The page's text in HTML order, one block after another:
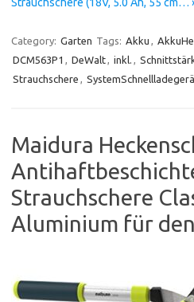
Category: Garten Tags: Akku ,
DCM563P1 , DeWalt, inkl. ,
Strauchschere ,
Maidura
Strauchschere
Aluminium für